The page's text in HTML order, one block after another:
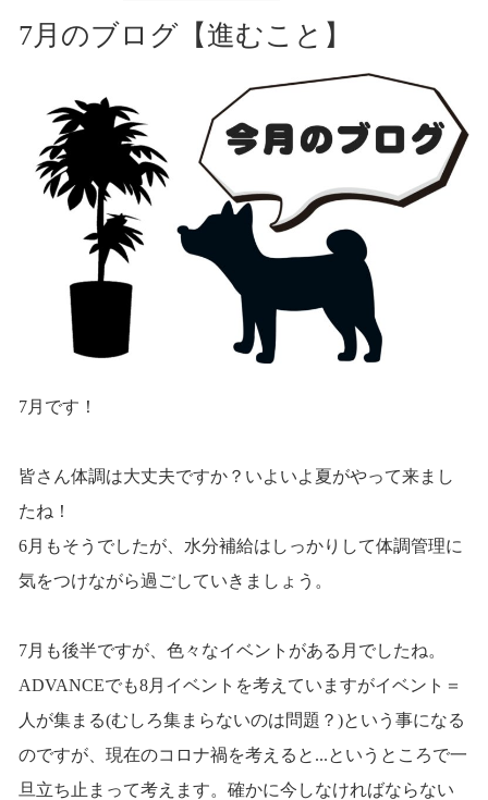
7月のブログ【進むこと】
7月です！
皆さん体調は大丈夫ですか？いよいよ夏がやって来まし
たね！
6月もそうでしたが、水分補給はしっかりして体調管理に
気をつけながら過ごしていきましょう。
7月も後半ですが、色々なイベントがある月でしたね。
ADVANCEでも8月イベントを考えていますがイベント＝
人が集まる(むしろ集まらないのは問題？)という事になる
のですが、現在のコロナ禍を考えると...というところで一
旦立ち止まって考えます。確かに今しなければならない